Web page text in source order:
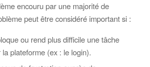
encouru par une majorité de
peut être considéré important si :
ou rend plus difficile une tâche
plateforme (ex : le login).